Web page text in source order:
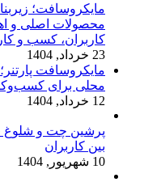
مایکروسافت؛
محصولات اصلی و
کاربران، کسب و
23 خرداد, 1404
مایکروسافت
محلی برای
12 خرداد, 1404
پرشین چت و
بین کاربران
10 شهریور, 1404